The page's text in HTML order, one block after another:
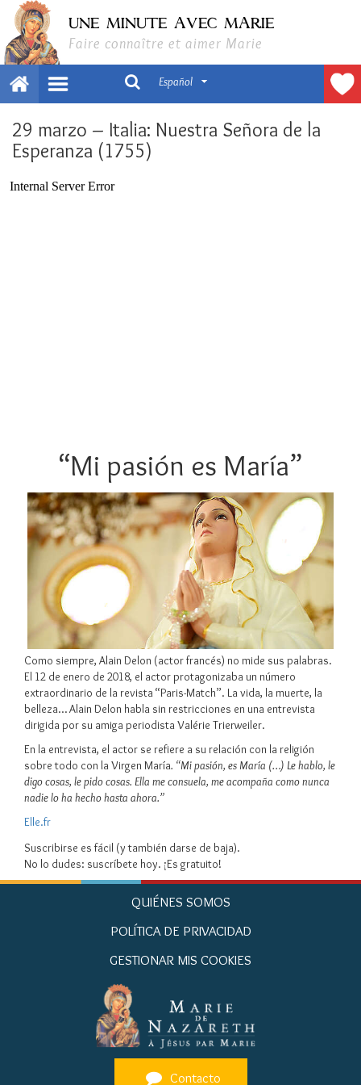
UNE MINUTE AVEC MARIE
Faire connaître et aimer Marie
Español
29 marzo – Italia: Nuestra Señora de la
Esperanza (1755)
“Mi pasión es María”
Como siempre, Alain Delon (actor francés) no mide sus palabras.
El 12 de enero de 2018, el actor protagonizaba un número
extraordinario de la revista “Paris-Match”. La vida, la muerte, la
belleza… Alain Delon habla sin restricciones en una entrevista
dirigida por su amiga periodista Valérie Trierweiler.
En la entrevista, el actor se refiere a su relación con la religión
sobre todo con la Virgen María. “Mi pasión, es María (…) Le hablo, le
digo cosas, le pido cosas. Ella me consuela, me acompaña como nunca
nadie lo ha hecho hasta ahora.”
Elle.fr
Suscribirse es fácil (y también darse de baja).
No lo dudes: suscríbete hoy. ¡Es gratuito!
QUIÉNES SOMOS
POLÍTICA DE PRIVACIDAD
GESTIONAR MIS COOKIES
Contacto